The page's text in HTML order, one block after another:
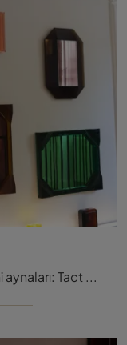
Tamamlayıcı aksesuarlar ve Tacchini aynaları: Tact & Trace modeli ile mekanlarınızın tasarımını nasıl değerl